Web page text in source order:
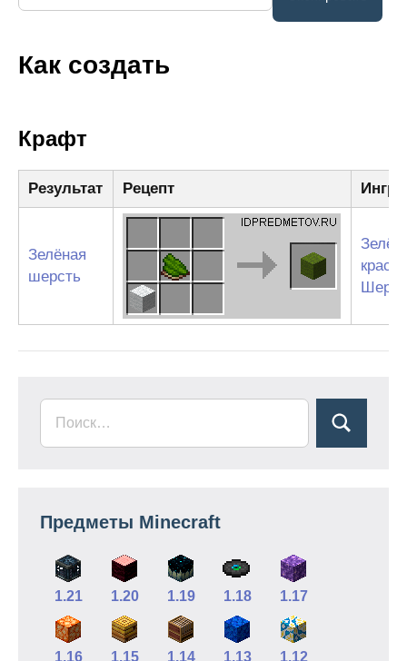
Как создать
Крафт
Результат Рецепт
Зелёная
шерсть
Предметы Minecraft
1.21 1.20 1.19 1.18 1.17
1.16 1.15 1.14 1.13 1.12